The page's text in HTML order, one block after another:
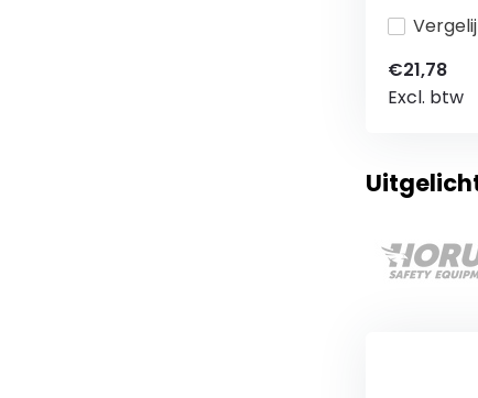
€21,78
Excl. btw